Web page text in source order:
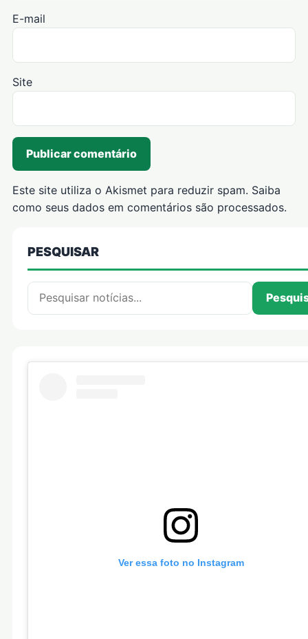
E-mail
Site
Este site utiliza o Akismet para reduzir spam. Saiba
como seus dados em comentários são processados.
PESQUISAR
Pesquisar por:
Ver essa foto no Instagram